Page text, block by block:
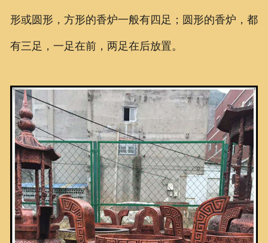
形或圆形，方形的香炉一般有四足；圆形的香炉，都
有三足，一足在前，两足在后放置。